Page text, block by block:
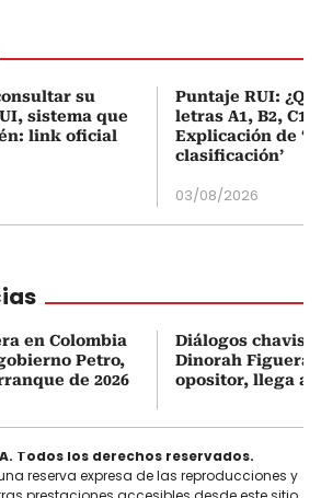
su
sistema que
link oficial
Puntaje RUI:
letras A1, B2, C1
Explicación de
clasificación’
03/08/2026
en Colombia
Petro,
de 2026
Diálogos
Dinorah
opositor, llega a
Todos los derechos reservados.
una reserva expresa de las reproducciones y